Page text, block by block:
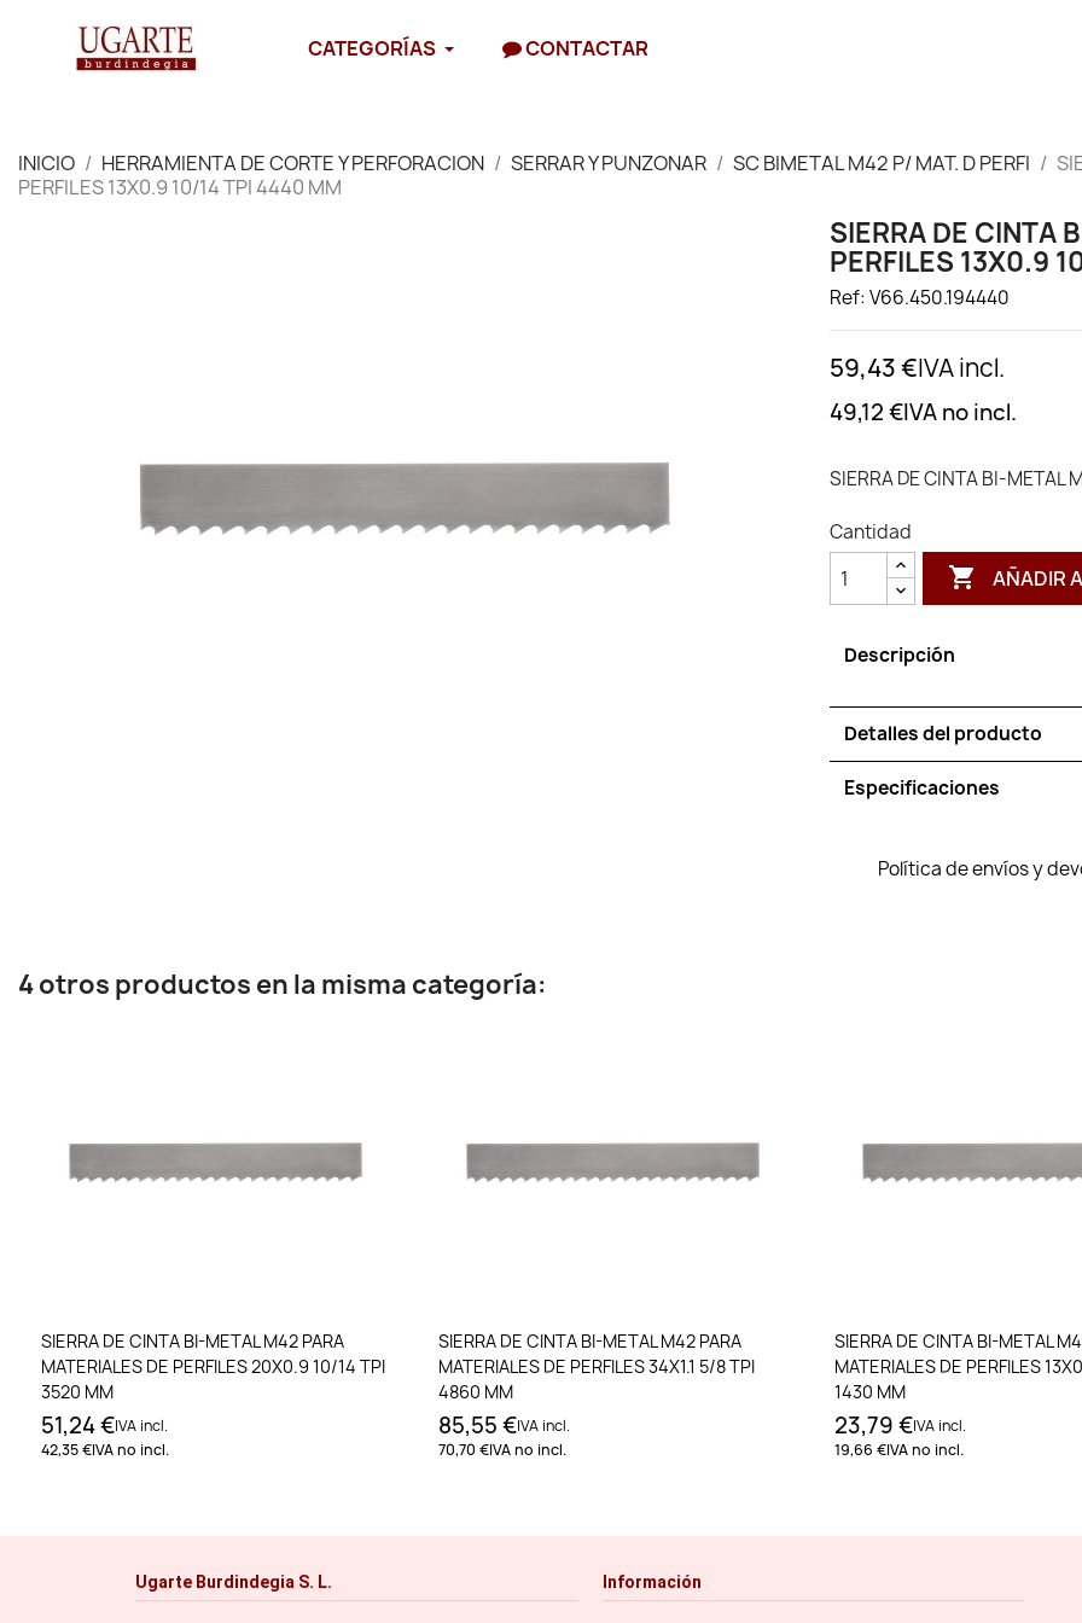
CATEGORÍAS CONTACTAR
INICIO HERRAMIENTA DE CORTE Y PERFORACION SERRAR Y PUNZONAR SC BIMETAL M42 P/ MAT. D PERFI
PERFILES 13X0.9 10/14 TPI 4440 MM
SIERRA DE CINTA
PERFILES 13X0.9
Ref: V66.450.194440
59,43 €IVA incl.
49,12 €IVA no incl.
SIERRA DE CINTA BI-METAL
Cantidad
 AÑADIR
Descripción
Detalles del producto
Especificaciones
Política de envíos y
4 otros productos en la misma categoría:
Añadir al carrito
SIERRA DE CINTA BI-METAL M42 PARA
MATERIALES DE PERFILES 20X0.9 10/14 TPI
3520 MM
51,24 €IVA incl.
42,35 €IVA no incl.
Añadir al carrito
SIERRA DE CINTA BI-METAL M42 PARA
MATERIALES DE PERFILES 34X1.1 5/8 TPI
4860 MM
85,55 €IVA incl.
70,70 €IVA no incl.
Añadir al
SIERRA DE CINTA BI-METAL
MATERIALES DE PERFILES
1430 MM
23,79 €IVA incl.
19,66 €IVA no incl.
Ugarte Burdindegia S. L. Información